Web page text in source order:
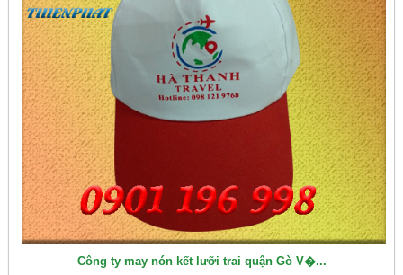
Công ty may nón kết lưỡi trai quận Gò V�...